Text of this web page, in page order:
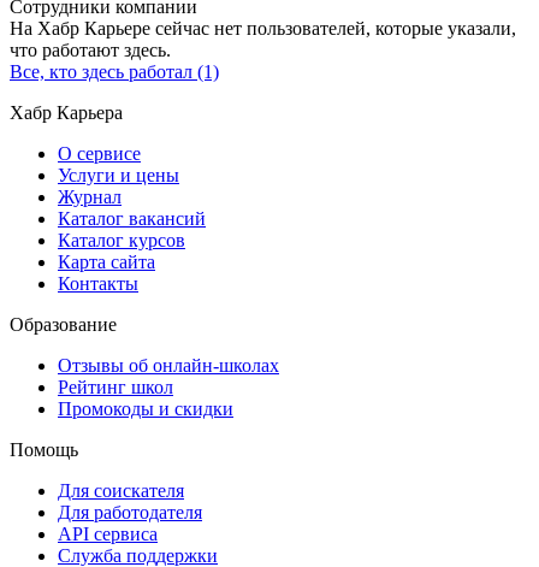
Сотрудники компании
На Хабр Карьере сейчас нет пользователей, которые указали,
что работают здесь.
Все, кто здесь работал (1)
Хабр Карьера
О сервисе
Услуги и цены
Журнал
Каталог вакансий
Каталог курсов
Карта сайта
Контакты
Образование
Отзывы об онлайн-школах
Рейтинг школ
Промокоды и скидки
Помощь
Для соискателя
Для работодателя
API сервиса
Служба поддержки